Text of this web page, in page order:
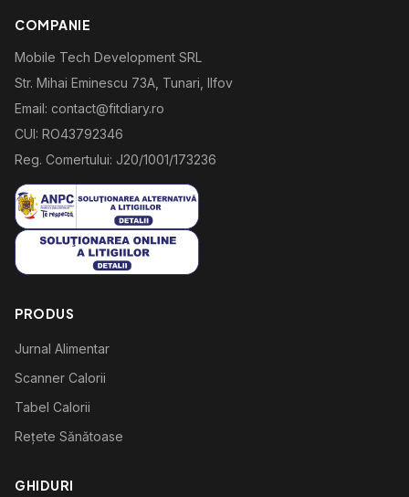
COMPANIE
Mobile Tech Development SRL
Str. Mihai Eminescu 73A, Tunari, Ilfov
Email: contact@fitdiary.ro
CUI: RO43792346
Reg. Comertului: J20/1001/173236
PRODUS
Jurnal Alimentar
Scanner Calorii
Tabel Calorii
Rețete Sănătoase
GHIDURI